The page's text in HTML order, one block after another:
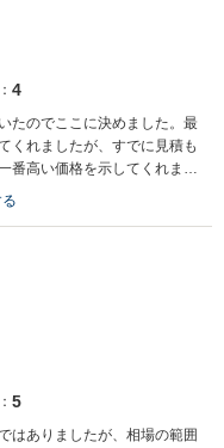
4
たのでここに決めました。最
くれましたが、すでに見積も
番高い価格を示してくれまし
5
はありましたが、相場の範囲